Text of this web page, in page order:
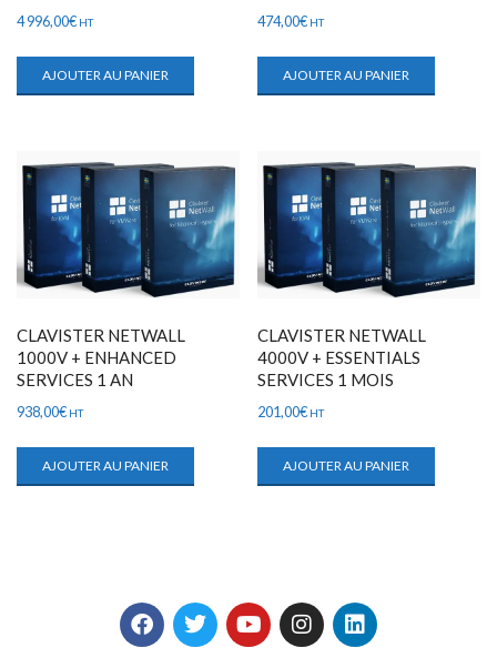
4 996,00€ HT
AJOUTER AU PANIER
474,00€ HT
AJOUTER AU PANIER
CLAVISTER NETWALL
1000V + ENHANCED
SERVICES 1 AN
938,00€ HT
AJOUTER AU PANIER
CLAVISTER NETWALL
4000V + ESSENTIALS
SERVICES 1 MOIS
201,00€ HT
AJOUTER AU PANIER